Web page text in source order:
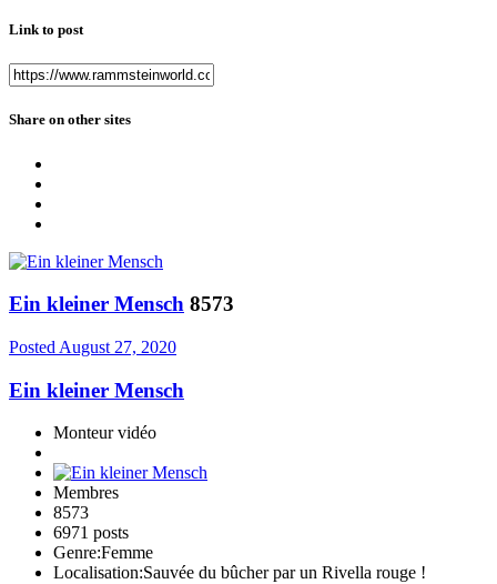
Link to post
Share on other sites
Ein kleiner Mensch 8573
Posted August 27, 2020
Ein kleiner Mensch
Monteur vidéo
Membres
8573
6971 posts
Genre:Femme
Localisation:Sauvée du bûcher par un Rivella rouge !